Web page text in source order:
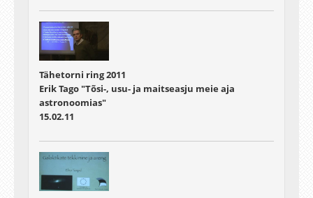
Tähetorni ring 2011
Erik Tago "Tõsi-, usu- ja maitseasju meie aja
astronoomias"
15.02.11